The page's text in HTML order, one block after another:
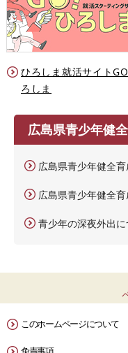
ひろしま就活サイト
ろしま
広島県青少年健
広島県青少年健全
広島県青少年健全
青少年の深夜外出
このホームページについて